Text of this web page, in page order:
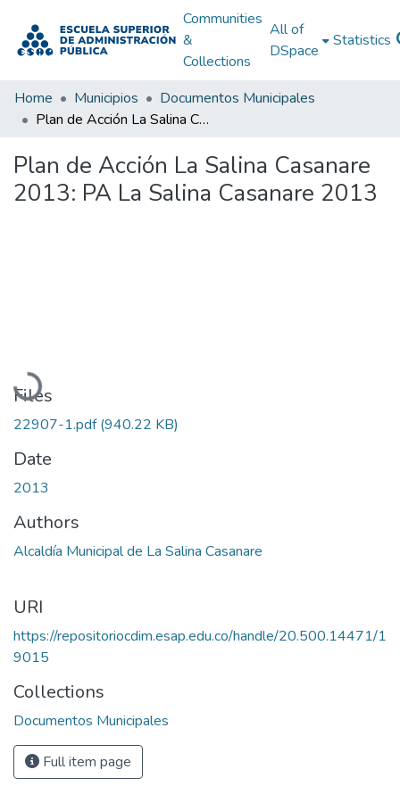
Communities
&
Collections
All of
DSpace
Statistics
Home Municipios
Documentos Municipales
Plan de Acción La Salina Casanare 2013: PA La Salina Casanare 2013
Plan de Acción La Salina Casanare
2013: PA La Salina Casanare 2013
Loading...
Files
22907-1.pdf(940.22 KB)
Date
2013
Authors
Alcaldía Municipal de La Salina Casanare
URI
https://repositoriocdim.esap.edu.co/handle/20.500.14471/1
9015
Collections
Documentos Municipales
Full item page